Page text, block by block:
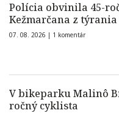
Polícia obvinila 45-
Kežmarčana z
07. 08. 2026 | 1 komentár
V bikeparku Malinô
ročný cyklista